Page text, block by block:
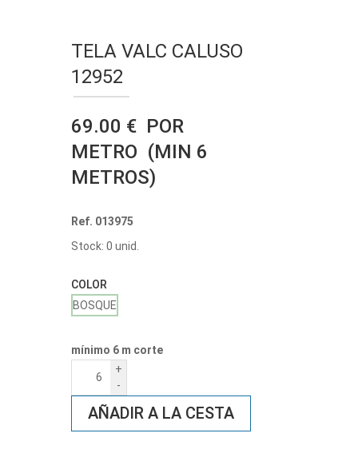
TELA VALC CALUSO
12952
69.00 € POR
METRO (MIN 6
METROS)
Ref. 013975
Stock: 0 unid.
COLOR
BOSQUE
mínimo 6 m corte
+
-
AÑADIR A LA CESTA